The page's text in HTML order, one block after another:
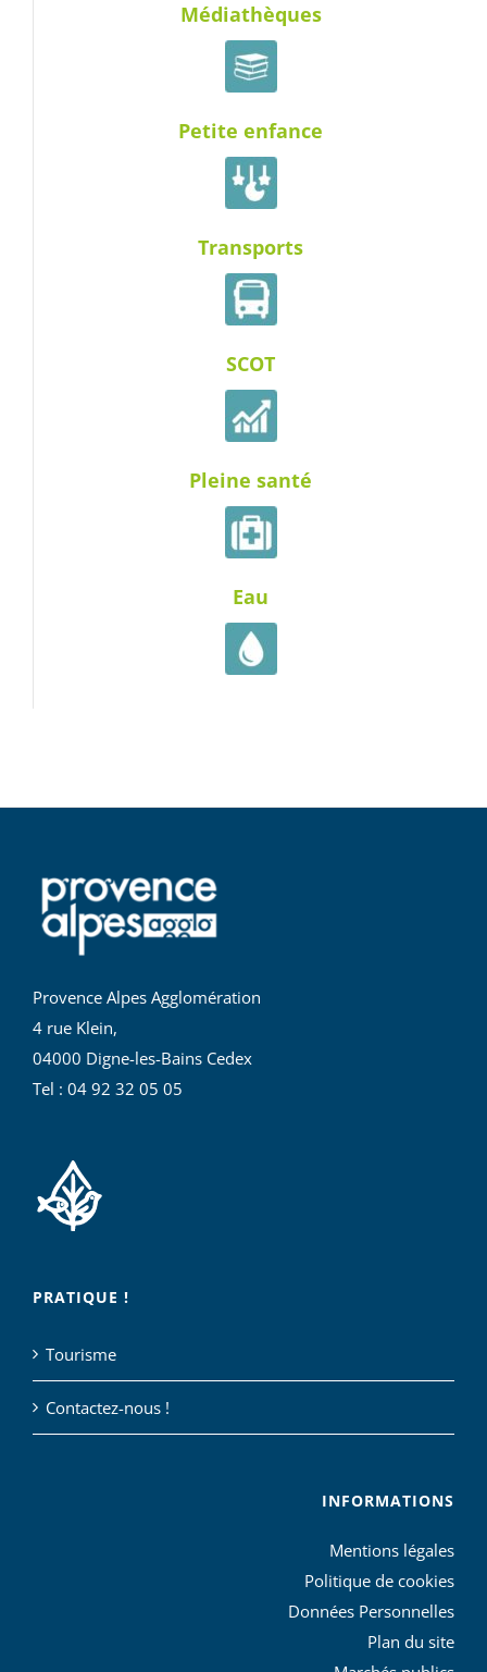
Médiathèques
Petite enfance
Transports
SCOT
Pleine santé
Eau
Provence Alpes Agglomération
4 rue Klein,
04000 Digne-les-Bains Cedex
Tel : 04 92 32 05 05
PRATIQUE !
Tourisme
Contactez-nous !
INFORMATIONS
Mentions légales
Politique de cookies
Données Personnelles
Plan du site